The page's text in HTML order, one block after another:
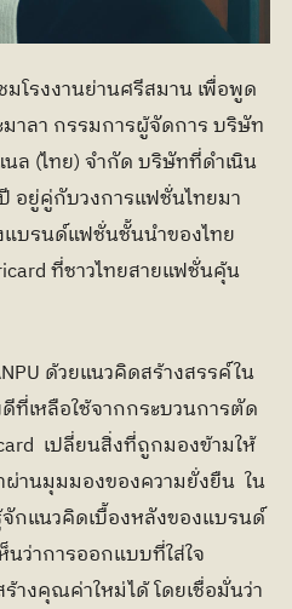
ลา กรรมการผู้จัดการ บริษัท
นล (ไทย) จำกัด บริษัทที่ดำเนิน
อยู่คู่กับวงการแฟชั่นไทยมา
แบรนด์แฟชั่นชั้นนำของไทย
ที่ชาวไทยสายแฟชั่นคุ้น
ด้วยแนวคิดสร้างสรรค์ใน
เหลือใช้จากกระบวนการตัด
เปลี่ยนสิ่งที่ถูกมองข้ามให้
านมุมมองของความยั่งยืน  ใน
แนวคิดเบื้องหลังของแบรนด์
นว่าการออกแบบที่ใส่ใจ
างคุณค่าใหม่ได้ โดยเชื่อมั่นว่า